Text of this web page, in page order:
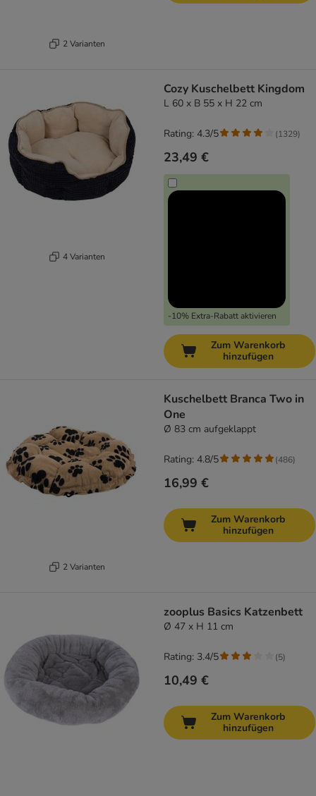
2 Varianten
4 Varianten
Cozy Kuschelbett Kingdom
L 60 x B 55 x H 22 cm
23,49 €
-10% Extra-Rabatt aktivieren
Rating: 4.3/5 (1329)
Zum Warenkorb
hinzufügen
2 Varianten
Kuschelbett Branca Two in
One
Ø 83 cm aufgeklappt
16,99 €
Rating: 4.8/5 (486)
Zum Warenkorb
hinzufügen
zooplus Basics Katzenbett
Ø 47 x H 11 cm
10,49 €
Rating: 3.4/5 (5)
Zum Warenkorb
hinzufügen